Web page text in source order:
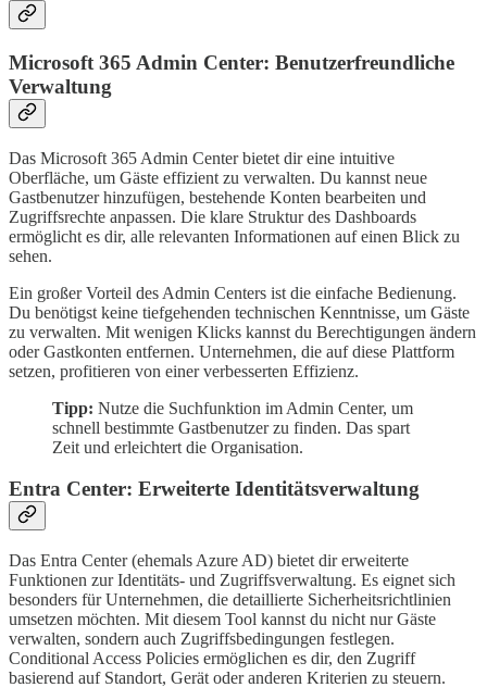
Microsoft 365 Admin Center: Benutzerfreundliche
Verwaltung
Das Microsoft 365 Admin Center bietet dir eine intuitive
Oberfläche, um Gäste effizient zu verwalten. Du kannst neue
Gastbenutzer hinzufügen, bestehende Konten bearbeiten und
Zugriffsrechte anpassen. Die klare Struktur des Dashboards
ermöglicht es dir, alle relevanten Informationen auf einen Blick zu
sehen.
Ein großer Vorteil des Admin Centers ist die einfache Bedienung.
Du benötigst keine tiefgehenden technischen Kenntnisse, um Gäste
zu verwalten. Mit wenigen Klicks kannst du Berechtigungen ändern
oder Gastkonten entfernen. Unternehmen, die auf diese Plattform
setzen, profitieren von einer verbesserten Effizienz.
Tipp: Nutze die Suchfunktion im Admin Center, um
schnell bestimmte Gastbenutzer zu finden. Das spart
Zeit und erleichtert die Organisation.
Entra Center: Erweiterte Identitätsverwaltung
Das Entra Center (ehemals Azure AD) bietet dir erweiterte
Funktionen zur Identitäts- und Zugriffsverwaltung. Es eignet sich
besonders für Unternehmen, die detaillierte Sicherheitsrichtlinien
umsetzen möchten. Mit diesem Tool kannst du nicht nur Gäste
verwalten, sondern auch Zugriffsbedingungen festlegen.
Conditional Access Policies ermöglichen es dir, den Zugriff
basierend auf Standort, Gerät oder anderen Kriterien zu steuern.